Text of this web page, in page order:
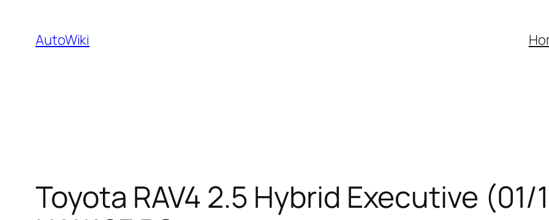
Inhalt
springen
AutoWiki
Toyota RAV4 2.5 Hybrid Executive (01/